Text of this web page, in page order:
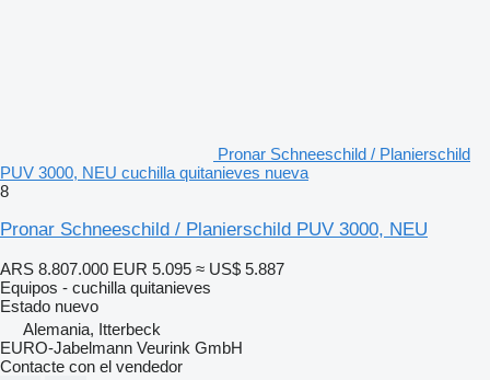
Pronar Schneeschild / Planierschild
PUV 3000, NEU cuchilla quitanieves nueva
8
Pronar Schneeschild / Planierschild PUV 3000, NEU
ARS 8.807.000 EUR 5.095 ≈ US$ 5.887
Equipos - cuchilla quitanieves
Estado nuevo
Alemania, Itterbeck
EURO-Jabelmann Veurink GmbH
Contacte con el vendedor